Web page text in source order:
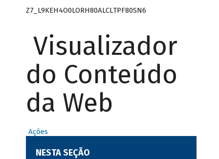
Z7_L9KEH4O0LORH80ALCLTPF80SN6
Visualizador
do Conteúdo
da Web
Ações
NESTA SEÇÃO